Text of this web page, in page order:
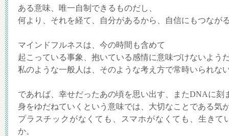
ある意味、唯一自制できるものだし、
何より、それを経て、自分があるから、自信にもつなが
マインドフルネスは、今の時間も含めて
起こっている事象、抱いている感情に意味づけないよう
私のような一般人は、そのような考え方で常時いられな
であれば、幸せだったあの頃を思い出す、またDNAに刻
身をゆだねていくという意味では、大切なことである気
プラスチックがなくても、スマホがなくても、生きて
か。